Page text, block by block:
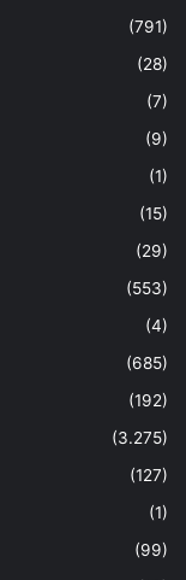
(791)
(28)
(7)
(9)
(1)
(15)
(29)
(553)
(4)
(685)
(192)
(3.275)
(127)
(1)
(99)